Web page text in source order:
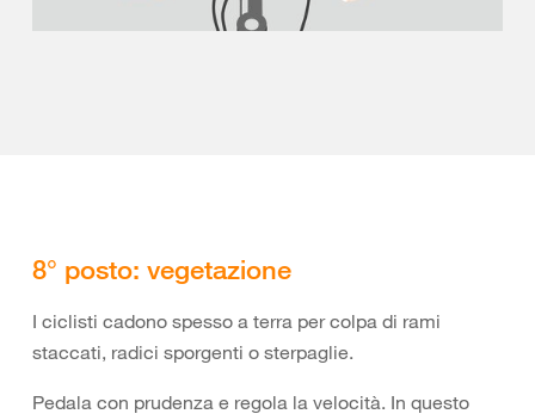
8° posto: vegetazione
I ciclisti cadono spesso a terra per colpa di rami
staccati, radici sporgenti o sterpaglie.
Pedala con prudenza e regola la velocità. In questo